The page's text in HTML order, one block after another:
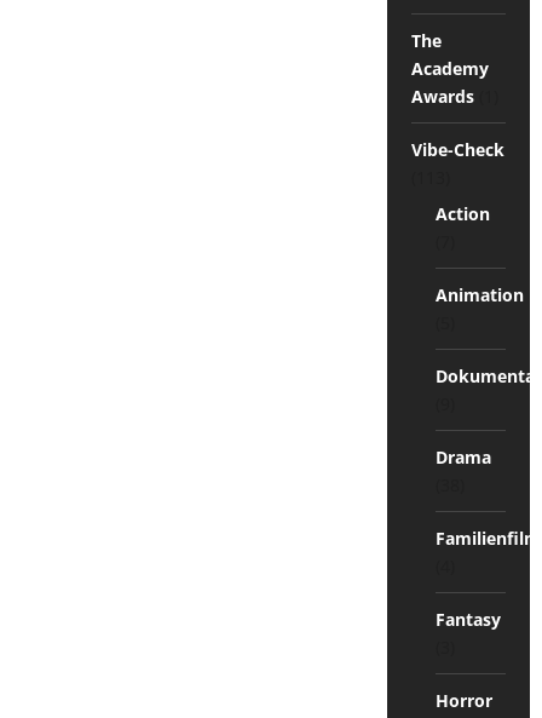
The
Academy
Awards(1)
Vibe-Check
Action
Animation
Drama
Familienfilm
Fantasy
Horror